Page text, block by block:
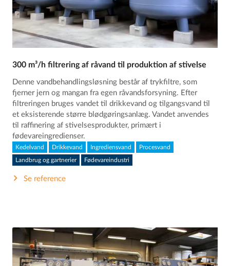
300 m³/h filtrering af råvand til produktion af stivelse
Denne vandbehandlingsløsning består af trykfiltre, som
fjerner jern og mangan fra egen råvandsforsyning. Efter
filtreringen bruges vandet til drikkevand og tilgangsvand til
et eksisterende større blødgøringsanlæg. Vandet anvendes
til raffinering af stivelsesprodukter, primært i
fødevareingredienser.
Kedelvand Drikkevand Ingrediensvand Procesvand
Landbrug og gartnerier Fødevareindustri
Se reference